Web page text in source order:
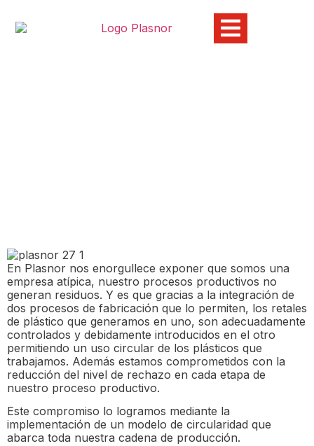
En Plasnor nos enorgullece exponer que somos una
empresa atípica, nuestro procesos productivos no
generan residuos. Y es que gracias a la integración de
dos procesos de fabricación que lo permiten, los retales
de plástico que generamos en uno, son adecuadamente
controlados y debidamente introducidos en el otro
permitiendo un uso circular de los plásticos que
trabajamos. Además estamos comprometidos con la
reducción del nivel de rechazo en cada etapa de
nuestro proceso productivo.
Este compromiso lo logramos mediante la
implementación de un modelo de circularidad que
abarca toda nuestra cadena de producción.